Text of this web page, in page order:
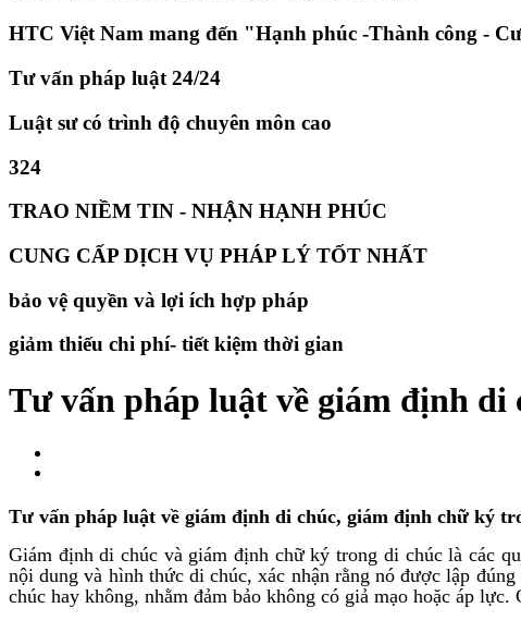
HTC Việt Nam mang đến "Hạnh phúc -Thành công -
Tư vấn pháp luật 24/24
Luật sư có trình độ chuyên môn cao
324
TRAO NIỀM TIN - NHẬN HẠNH PHÚC
CUNG CẤP DỊCH VỤ PHÁP LÝ TỐT NHẤT
bảo vệ quyền và lợi ích hợp pháp
giảm thiếu chi phí- tiết kiệm thời gian
​Tư vấn pháp luật về giám định
Tư vấn pháp luật về giám định di chúc, giám định chữ ký
Giám định di chúc và giám định chữ ký trong di chúc là các
nội dung và hình thức di chúc, xác nhận rằng nó được lập
chúc hay không, nhằm đảm bảo không có giả mạo hoặc áp